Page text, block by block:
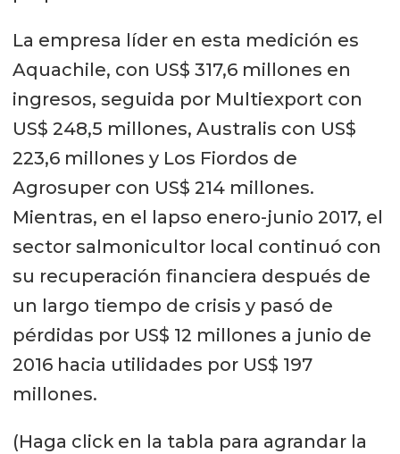
La empresa líder en esta medición es
Aquachile, con US$ 317,6 millones en
ingresos, seguida por Multiexport con
US$ 248,5 millones, Australis con US$
223,6 millones y Los Fiordos de
Agrosuper con US$ 214 millones.
Mientras, en el lapso enero-junio 2017, el
sector salmonicultor local continuó con
su recuperación financiera después de
un largo tiempo de crisis y pasó de
pérdidas por US$ 12 millones a junio de
2016 hacia utilidades por US$ 197
millones.
(Haga click en la tabla para agrandar la